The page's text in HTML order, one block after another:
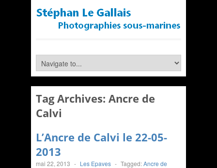
Tag Archives: Ancre de
Calvi
L’Ancre de Calvi le 22-05-
2013
mai 22, 2013 - Les Epaves - Tagged:Ancre de